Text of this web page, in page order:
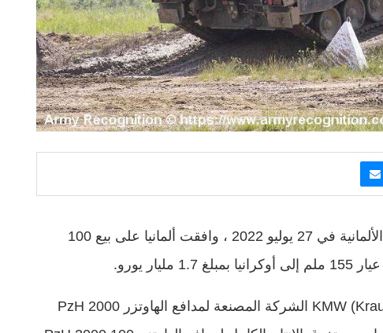
وفقًا للمعلومات التي نشرتها صحيفة “WELT” الألمانية في 27 يوليو 2022 ، وافقت ألمانيا على بيع 100
بدأت الشركة الألمانية KMW (Krauss-Maffei Wegmann) الشركة المصنعة لمدافع الهاوتزر PzH 2000